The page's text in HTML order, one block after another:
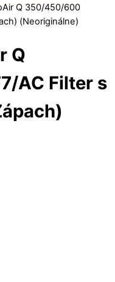
Q 350/450/600
(Neoriginálne)
Q
AC Filter s